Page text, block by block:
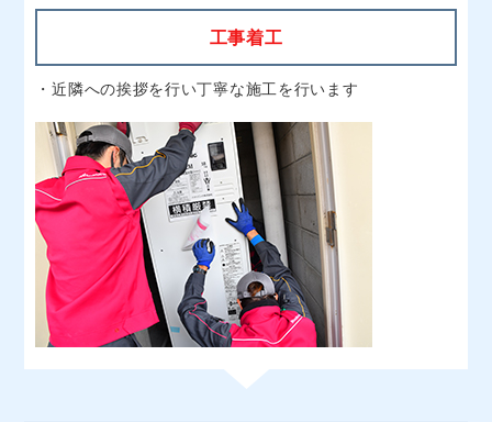
・近隣への挨拶を行い丁寧な施工を行います
STEP7